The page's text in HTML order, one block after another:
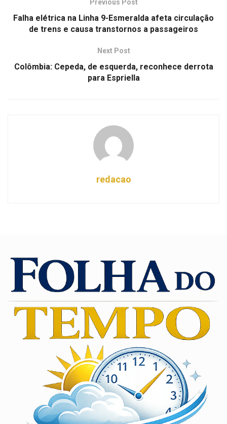
Previous Post
Falha elétrica na Linha 9-Esmeralda afeta circulação
de trens e causa transtornos a passageiros
Next Post
Colômbia: Cepeda, de esquerda, reconhece derrota
para Espriella
redacao